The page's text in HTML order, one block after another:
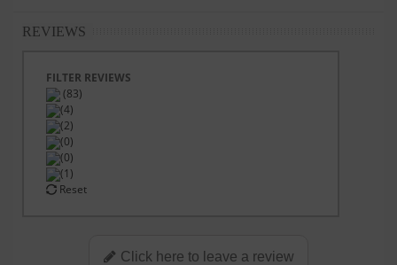
REVIEWS
FILTER REVIEWS
(83)
(4)
(2)
(0)
(0)
(1)
Reset
Click here to leave a review